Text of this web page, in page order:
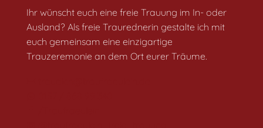
Ihr wünscht euch eine freie Trauung im In- oder
Ausland? Als freie Traurednerin gestalte ich mit
euch gemeinsam eine einzigartige
Trauzeremonie an dem Ort eurer Träume.